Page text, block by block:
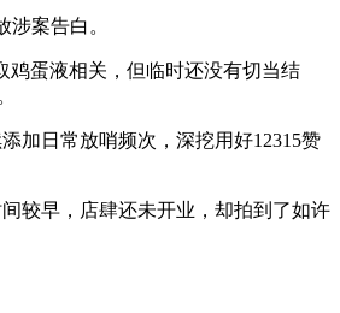
案告白。
蛋液相关，但临时还没有切当结
加日常放哨频次，深挖用好12315赞
较早，店肆还未开业，却拍到了如许